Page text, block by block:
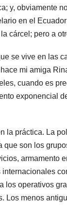
y, obviamente
en el
cárcel; pero a
se vive en las
mi amiga
cuando es
exponencial
la práctica. La
son los
armamento
los operativos
Los menos